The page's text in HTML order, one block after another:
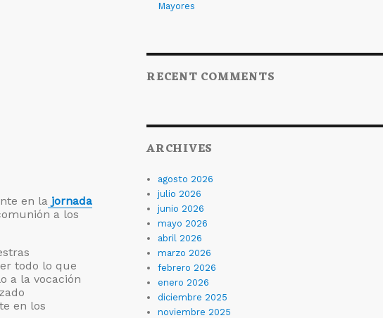
en lajornada
a los
todo lo que
a la vocación
en los
Mayores
RECENT COMMENTS
ARCHIVES
agosto 2026
julio 2026
junio 2026
mayo 2026
abril 2026
marzo 2026
febrero 2026
enero 2026
diciembre 2025
noviembre 2025